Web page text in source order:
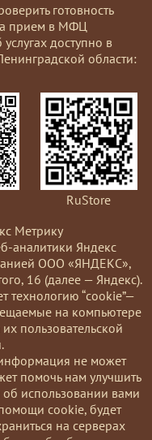
готовность
прием в МФЦ
доступно в
области:
RuStore
Метрику
аналитики Яндекс
ООО «ЯНДЕКС»,
16 (далее — Яндекс).
технологию “cookie”—
на компьютере
пользовательской
не может
помочь нам улучшить
использовании вами
cookie, будет
на серверах